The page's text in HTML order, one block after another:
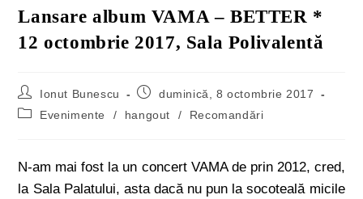
Lansare album VAMA – BETTER *
12 octombrie 2017, Sala Polivalentă
Ionut Bunescu
duminică, 8 octombrie 2017
Evenimente
/ hangout / Recomandări
N-am mai fost la un concert VAMA de prin 2012, cred,
la Sala Palatului, asta dacă nu pun la socoteală micile